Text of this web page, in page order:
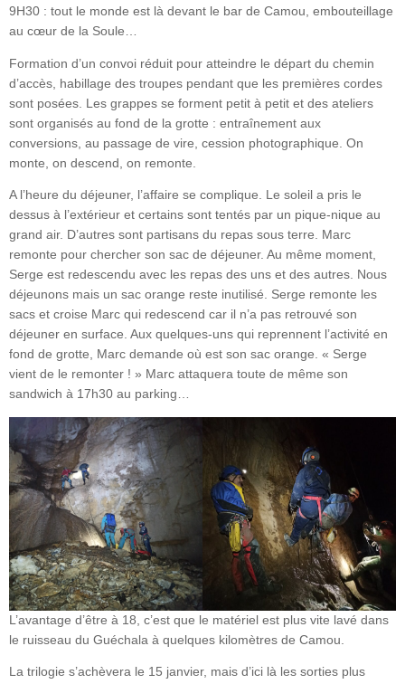
9H30 : tout le monde est là devant le bar de Camou, embouteillage
au cœur de la Soule…
Formation d’un convoi réduit pour atteindre le départ du chemin
d’accès, habillage des troupes pendant que les premières cordes
sont posées. Les grappes se forment petit à petit et des ateliers
sont organisés au fond de la grotte : entraînement aux
conversions, au passage de vire, cession photographique. On
monte, on descend, on remonte.
A l’heure du déjeuner, l’affaire se complique. Le soleil a pris le
dessus à l’extérieur et certains sont tentés par un pique-nique au
grand air. D’autres sont partisans du repas sous terre. Marc
remonte pour chercher son sac de déjeuner. Au même moment,
Serge est redescendu avec les repas des uns et des autres. Nous
déjeunons mais un sac orange reste inutilisé. Serge remonte les
sacs et croise Marc qui redescend car il n’a pas retrouvé son
déjeuner en surface. Aux quelques-uns qui reprennent l’activité en
fond de grotte, Marc demande où est son sac orange. « Serge
vient de le remonter ! » Marc attaquera toute de même son
sandwich à 17h30 au parking…
L’avantage d’être à 18, c’est que le matériel est plus vite lavé dans
le ruisseau du Guéchala à quelques kilomètres de Camou.
La trilogie s’achèvera le 15 janvier, mais d’ici là les sorties plus